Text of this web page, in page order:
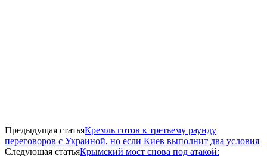
Предыдущая статья​Кремль готов к третьему раунду
переговоров с Украиной, но если Киев выполнит два условия
Следующая статья​Крымский мост снова под атакой: